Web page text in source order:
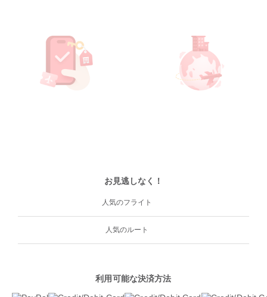
お見逃しなく！
人気のフライト
人気のルート
利用可能な決済方法